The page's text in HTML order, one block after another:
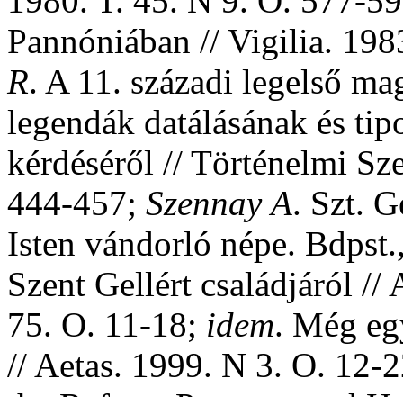
Pannóniában // Vigilia.
R. A 11. századi legelső
legendák datálásának és
kérdéséről // Történelmi
444-457; Szennay A. Szt.
Isten vándorló népe.
Szent Gellért családjáról //
75. O. 11-18; idem. Még
// Aetas. 1999. N 3. O. 12-